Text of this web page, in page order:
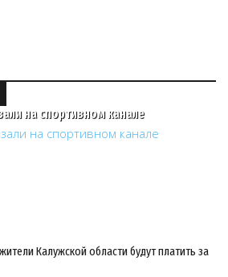
на спортивном канале
Калужской области будут платить за